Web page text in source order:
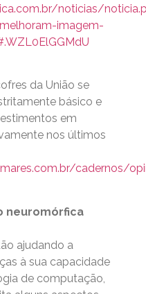
noticias/
imagem-
da União se
básico e
em
nos últimos
cadernos/
neuromórfica
ajudando a
à sua capacidade
de computação,